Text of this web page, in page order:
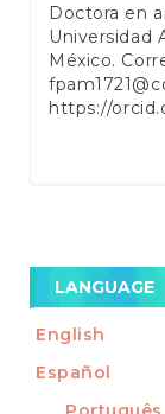
Doctora en
Universidad
México.
https://
LANGUAGE
English
Español